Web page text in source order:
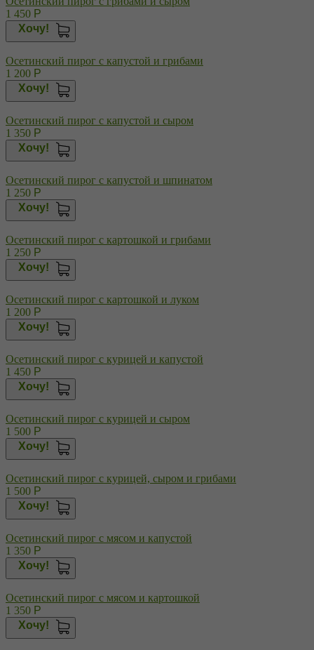
1 450 Р
Хочу!
Осетинский пирог с капустой и грибами
1 200 Р
Хочу!
Осетинский пирог с капустой и сыром
1 350 Р
Хочу!
Осетинский пирог с капустой и шпинатом
1 250 Р
Хочу!
Осетинский пирог с картошкой и грибами
1 250 Р
Хочу!
Осетинский пирог с картошкой и луком
1 200 Р
Хочу!
Осетинский пирог с курицей и капустой
1 450 Р
Хочу!
Осетинский пирог с курицей и сыром
1 500 Р
Хочу!
Осетинский пирог с курицей, сыром и грибами
1 500 Р
Хочу!
Осетинский пирог с мясом и капустой
1 350 Р
Хочу!
Осетинский пирог с мясом и картошкой
1 350 Р
Хочу!